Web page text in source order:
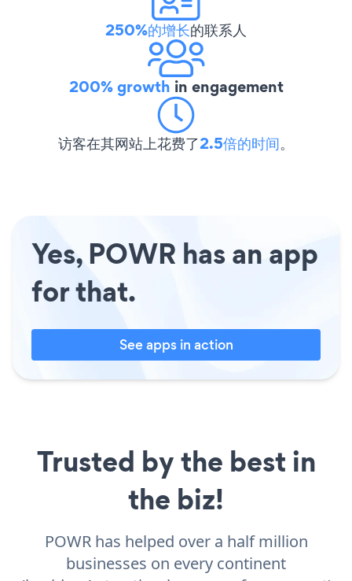
250%的增长的联系人
200% growth in engagement
访客在其网站上花费了2.5倍的时间。
Yes, POWR has an app
for that.
See apps in action
Trusted by the best in
the biz!
POWR has helped over a half million
businesses on every continent